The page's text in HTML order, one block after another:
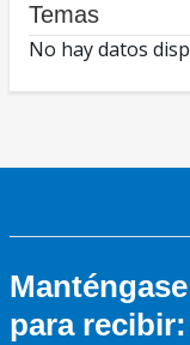
Temas
No hay datos
para recibir: